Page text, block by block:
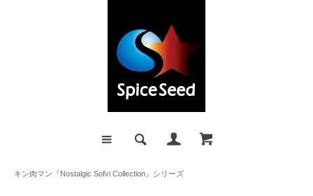
キン肉マン『Nostalgic Sofvi Collection』シリーズ